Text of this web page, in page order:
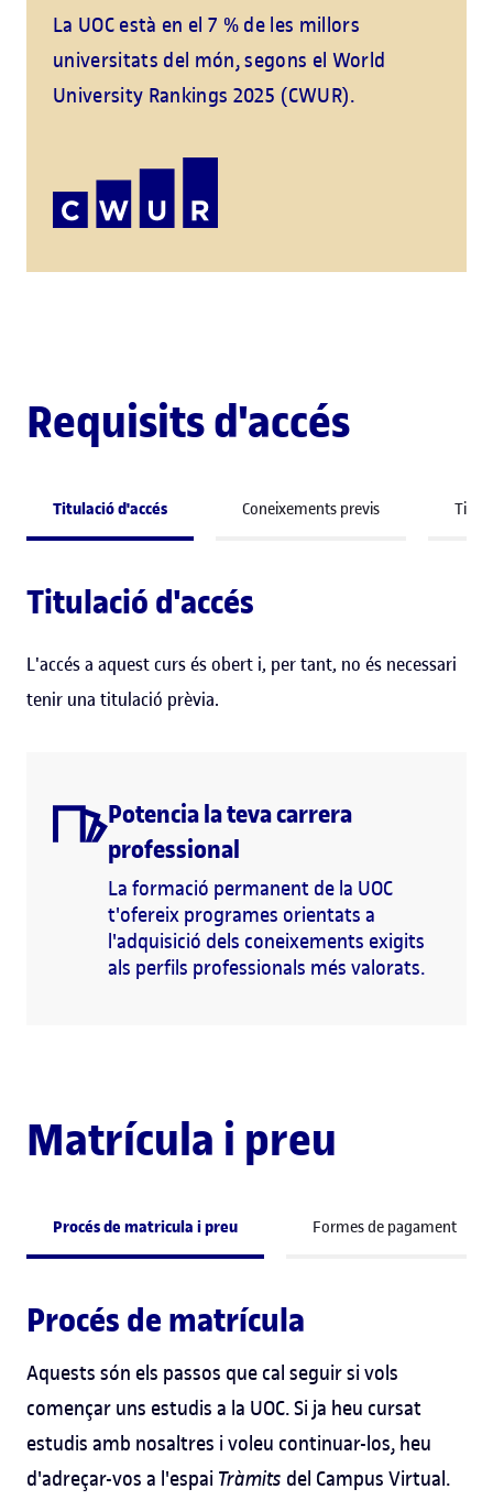
La UOC està en el 7 % de les millors
universitats del món, segons el World
University Rankings 2025 (CWUR).
Requisits d'accés
Titulació d'accés Coneixements previs
Titulació d'accés
L'accés a aquest curs és obert i, per tant, no és necessari
tenir una titulació prèvia.
Potencia la teva carrera
professional
La formació permanent de la UOC
t'ofereix programes orientats a
l'adquisició dels coneixements exigits
als perfils professionals més valorats.
Matrícula i preu
Procés de matricula i preu Formes de pagament
Procés de matrícula
Aquests són els passos que cal seguir si vols
començar uns estudis a la UOC. Si ja heu cursat
estudis amb nosaltres i voleu continuar-los, heu
d'adreçar-vos a l'espai Tràmits del Campus Virtual.